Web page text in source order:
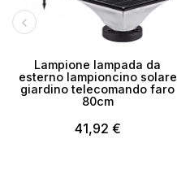
Lampione lampada da
esterno lampioncino solare
giardino telecomando faro
80cm
41,92 €